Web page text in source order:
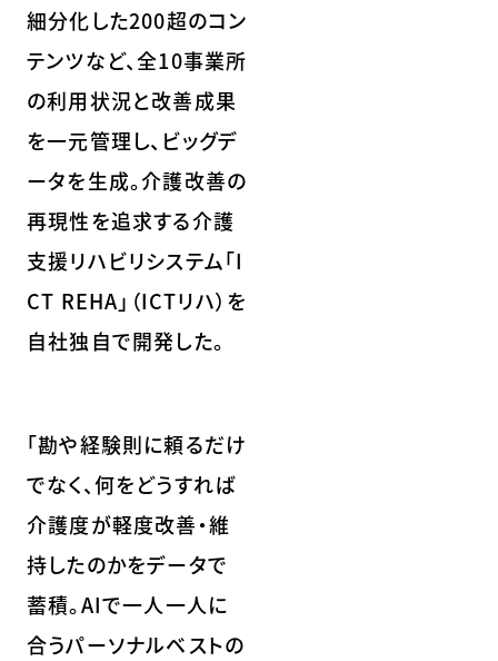
細分化した200超のコン
テンツなど、全10事業所
の利用状況と改善成果
を一元管理し、ビッグデ
ータを生成。介護改善の
再現性を追求する介護
支援リハビリシステム「I
CT REHA」（ICTリハ）を
自社独自で開発した。
「勘や経験則に頼るだけ
でなく、何をどうすれば
介護度が軽度改善・維
持したのかをデータで
蓄積。AIで一人一人に
合うパーソナルベストの